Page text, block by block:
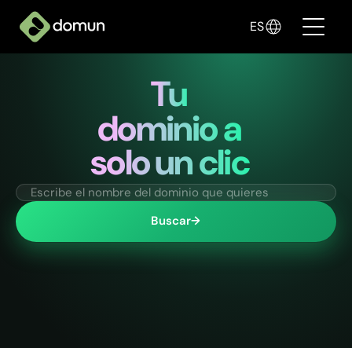
ES
✦ Vende con IA
Tu
dominio a
solo un clic
Buscar→